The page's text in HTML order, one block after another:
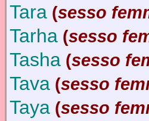
Tara (sesso
Tarha (sesso
Tasha (sesso
Tava (sesso
Taya (sesso